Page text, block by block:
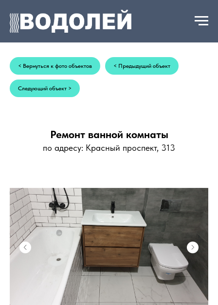
+7 993 008 69 01
< Вернуться к фото объектов < Предыдущий объект
Следующий объект >
Ремонт ванной комнаты
по адресу: Красный проспект, 313